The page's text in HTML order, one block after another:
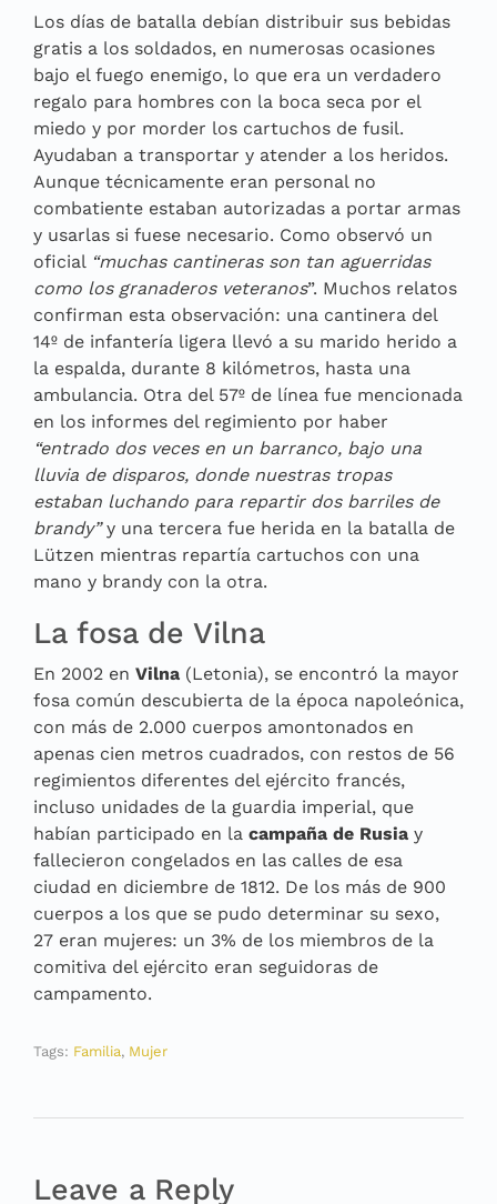
Los días de batalla debían distribuir sus bebidas
gratis a los soldados, en numerosas ocasiones
bajo el fuego enemigo, lo que era un verdadero
regalo para hombres con la boca seca por el
miedo y por morder los cartuchos de fusil.
Ayudaban a transportar y atender a los heridos.
Aunque técnicamente eran personal no
combatiente estaban autorizadas a portar armas
y usarlas si fuese necesario. Como observó un
oficial “muchas cantineras son tan aguerridas
como los granaderos veteranos”. Muchos relatos
confirman esta observación: una cantinera del
14º de infantería ligera llevó a su marido herido a
la espalda, durante 8 kilómetros, hasta una
ambulancia. Otra del 57º de línea fue mencionada
en los informes del regimiento por haber
“entrado dos veces en un barranco, bajo una
lluvia de disparos, donde nuestras tropas
estaban luchando para repartir dos barriles de
brandy”y una tercera fue herida en la batalla de
Lützen mientras repartía cartuchos con una
mano y brandy con la otra.
La fosa de Vilna
En 2002 en Vilna (Letonia), se encontró la mayor
fosa común descubierta de la época napoleónica,
con más de 2.000 cuerpos amontonados en
apenas cien metros cuadrados, con restos de 56
regimientos diferentes del ejército francés,
incluso unidades de la guardia imperial, que
habían participado en la campaña de Rusia y
fallecieron congelados en las calles de esa
ciudad en diciembre de 1812. De los más de 900
cuerpos a los que se pudo determinar su sexo,
27 eran mujeres: un 3% de los miembros de la
comitiva del ejército eran seguidoras de
campamento.
Tags: Familia, Mujer
Leave a Reply